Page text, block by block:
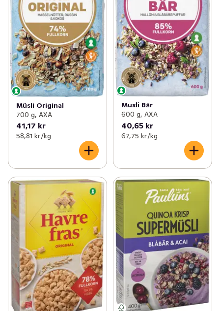
Müsli Original
700 g, AXA
41,17 kr
58,81 kr /kg
Musli Bär
600 g, AXA
40,65 kr
67,75 kr /kg